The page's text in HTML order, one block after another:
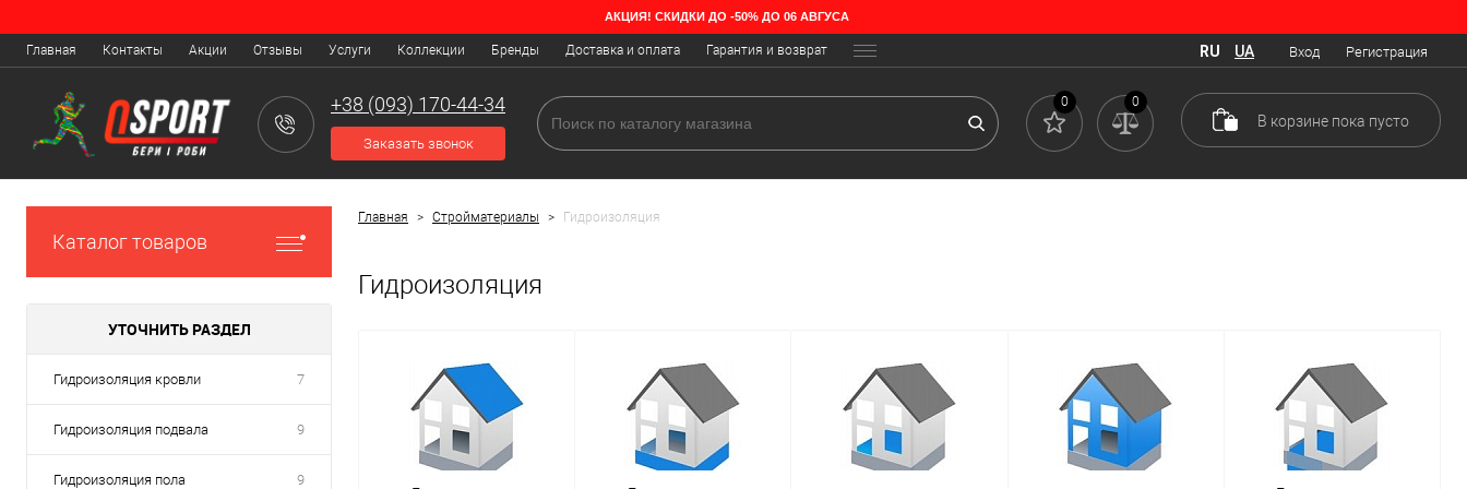
Как известно, лишняя влага в доме или квартире способна не только испортить здоровье его жильцов, но и само жилье. Для того, чтобы обезопасить помещение от проникновения нежелательной влаги,
применяется гидроизоляция — установка в необходимых местах водонепроницаемых перекрытий или заливка особыми материалами.
АКЦИЯ! СКИДКИ ДО -50% ДО 06 АВГУСА
Главная Контакты Акции Отзывы Услуги Коллекции Бренды Доставка и оплата Гарантия и возврат Вход Регистрация
RU UA
+38 (093) 170-44-34
Заказать звонок
0 0
В корзине пока пусто
Каталог товаров
УТОЧНИТЬ РАЗДЕЛ
Гидроизоляция кровли 7
Гидроизоляция подвала 9
Гидроизоляция пола 9
Главная > Стройматериалы > Гидроизоляция
Гидроизоляция